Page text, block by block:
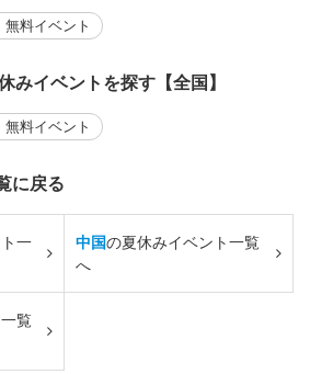
無料イベント
みイベントを探す【全国】
無料イベント
に戻る
一
中国の夏休みイベント一覧
へ
覧